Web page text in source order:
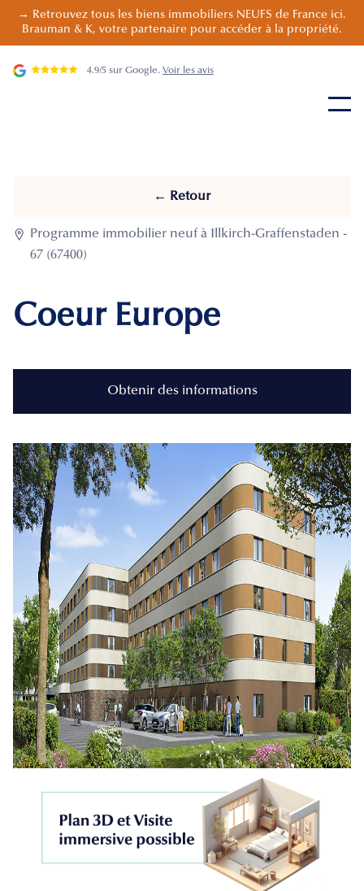
→ Retrouvez tous les biens immobiliers NEUFS de France ici.
Brauman & K, votre partenaire pour accéder à la propriété.
4.9/5 sur Google. Voir les avis
← Retour

Programme immobilier neuf à Illkirch-Graffenstaden -
67 (67400)
Coeur Europe
Obtenir des informations